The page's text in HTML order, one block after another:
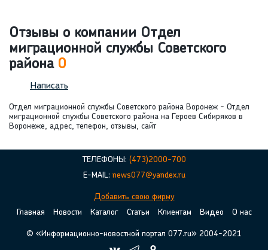
Отзывы о компании Отдел
миграционной службы Советского
района 0
Написать
Отдел миграционной службы Советского района Воронеж - Отдел
миграционной службы Советского района на Героев Сибиряков в
Воронеже, адрес, телефон, отзывы, сайт
ТЕЛЕФОНЫ: (473)2000-700
E-MAIL: news077@yandex.ru
Добавить свою фирму
Главная
Новости Каталог Статьи Клиентам Видео О нас
© «Информационно-новостной портал 077.ru» 2004-2021